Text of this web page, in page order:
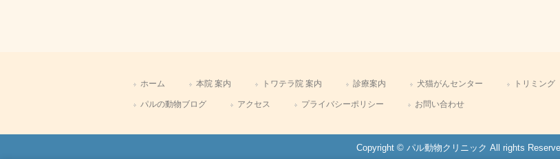
ホーム 本院 案内 トワテラ院 案内 診療案内 犬猫がんセンター トリミング
パルの動物ブログ アクセス プライバシーポリシー お問い合わせ
Copyright © パル動物クリニック All rights